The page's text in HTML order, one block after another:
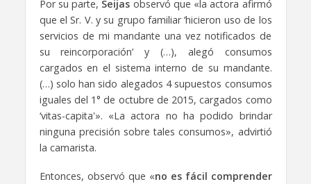
Por su parte, Seijas observó que «la actora afirmó
que el Sr. V. y su grupo familiar ‘hicieron uso de los
servicios de mi mandante una vez notificados de
su reincorporación’ y (…), alegó consumos
cargados en el sistema interno de su mandante.
(…) solo han sido alegados 4 supuestos consumos
iguales del 1° de octubre de 2015, cargados como
‘vitas-capita'». «La actora no ha podido brindar
ninguna precisión sobre tales consumos», advirtió
la camarista.
Entonces, observó que «no es fácil comprender